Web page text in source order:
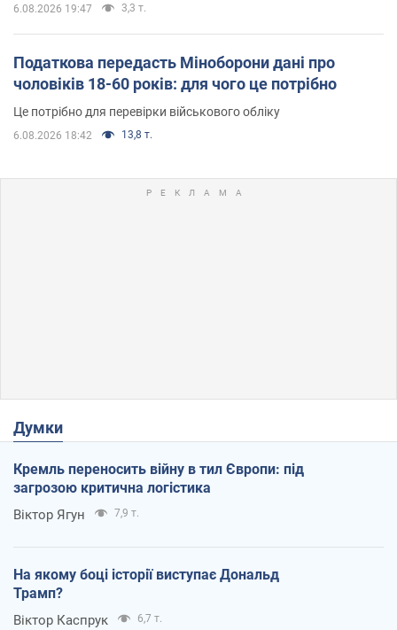
6.08.2026 19:47 3,3 т.
Податкова передасть Міноборони дані про
чоловіків 18-60 років: для чого це потрібно
Це потрібно для перевірки військового обліку
6.08.2026 18:42 13,8 т.
Думки
Кремль переносить війну в тил Європи: під
загрозою критична логістика
Віктор Ягун 7,9 т.
На якому боці історії виступає Дональд
Трамп?
Віктор Каспрук 6,7 т.